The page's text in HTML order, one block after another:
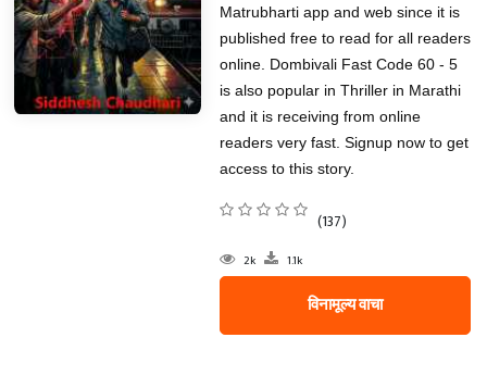
Matrubharti app and web since it is
published free to read for all readers
online. Dombivali Fast Code 60 - 5
is also popular in Thriller in Marathi
and it is receiving from online
readers very fast. Signup now to get
access to this story.
(137)
2k 1.1k
विनामूल्य वाचा